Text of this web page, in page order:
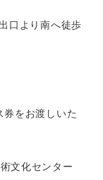
口より南へ徒歩
券をお渡しいた
文化センター